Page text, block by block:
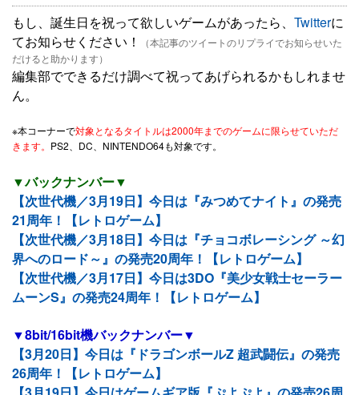
もし、誕生日を祝って欲しいゲームがあったら、 Twitterに
てお知らせください！
（本記事のツイートのリプライでお知らせいた
だけると助かります）
編集部でできるだけ調べて祝ってあげられるかもしれませ
ん。
※本コーナーで対象となるタイトルは2000年までのゲームに限らせていただ
きます。 PS2、DC、NINTENDO64も対象です。
▼バックナンバー▼
【次世代機／3月19日】今日は『みつめてナイト』の発売
21周年！【レトロゲーム】
【次世代機／3月18日】今日は『チョコボレーシング ～幻
界へのロード～』の発売20周年！【レトロゲーム】
【次世代機／3月17日】今日は3DO『美少女戦士セーラー
ムーンS』の発売24周年！【レトロゲーム】
▼8bit/16bit機バックナンバー▼
【3月20日】今日は『ドラゴンボールZ 超武闘伝』の発売
26周年！【レトロゲーム】